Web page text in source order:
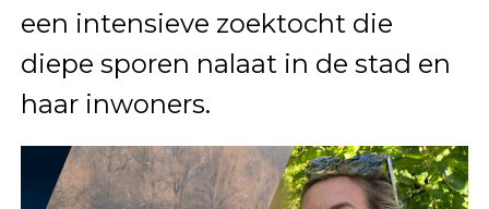
een intensieve zoektocht die
diepe sporen nalaat in de stad en
haar inwoners.